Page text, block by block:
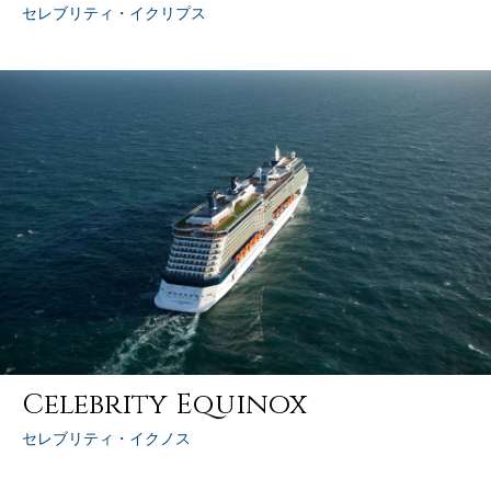
セレブリティ・イクリプス
Celebrity Equinox
セレブリティ・イクノス